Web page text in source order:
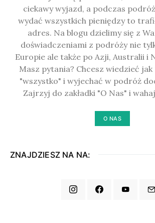
ciekawy wyjazd, a podczas
wydać wszystkich pieniędzy to
adres. Na blogu dzielimy się z
doświadczeniami z podróży nie
Europie ale także po Azji, Australii i
Masz pytania? Chcesz wiedzieć
"wszystko" i wyjechać w podróż
Zajrzyj do zakładki "O Nas" i
O NAS
ZNAJDZIESZ NA NA: